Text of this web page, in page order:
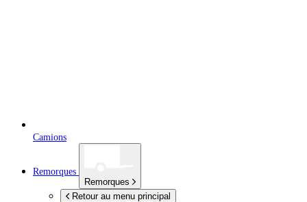
Camions
Remorques
Remorques
Retour au menu principal